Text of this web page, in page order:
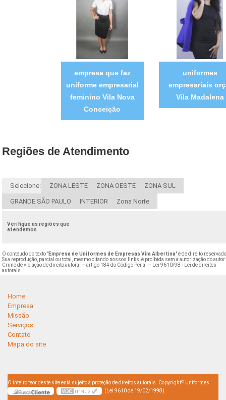
empresa que faz
uniforme empresarial
feminino Vila Nova
Conceição
uniformes
empresariais
Vila Madalena
Regiões de Atendimento
Selecione: ZONA LESTE ZONA OESTE ZONA SUL
GRANDE SÃO PAULO INTERIOR Zona Norte
Verifique as regiões que
atendemos
O conteúdo do texto "Empresa de Uniformes de Empresas Vila Albertina" é de direito
Sua reprodução, parcial ou total, mesmo citando nossos links, é proibida sem a autorização do autor.
Crime de violação de direito autoral – artigo 184 do Código Penal –
Lei 9610/98 - Lei de direitos
autorais
Home
Empresa
Missão
Serviços
Contato
Mapa do site
O inteiro teor deste site está sujeito à proteção de direitos autorais. Copyright© Uniformes
(Lei 9610 de 19/02/1998)